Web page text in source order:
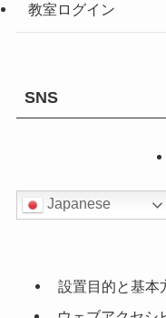
教室ログイン
SNS
Japanese
設置目的と基本